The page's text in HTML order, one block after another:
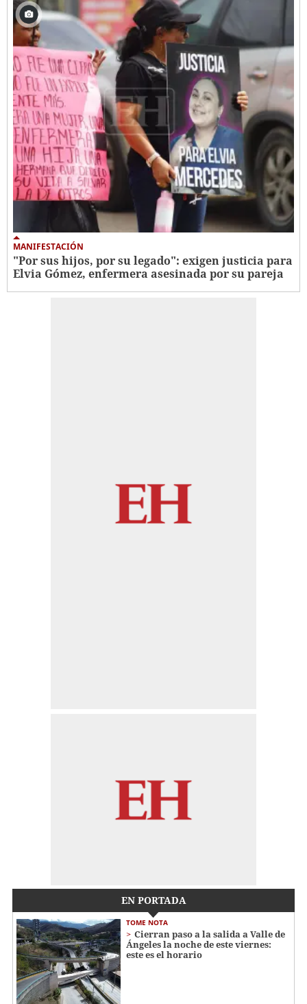
MANIFESTACIÓN
"Por sus hijos, por su legado": exigen justicia para
Elvia Gómez, enfermera asesinada por su pareja
EN PORTADA
TOME NOTA
Cierran paso a la salida a Valle de
Ángeles la noche de este viernes:
este es el horario